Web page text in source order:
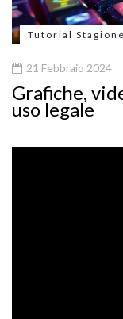
Tutorial
21 Febbraio 2024
Grafiche,
uso legale